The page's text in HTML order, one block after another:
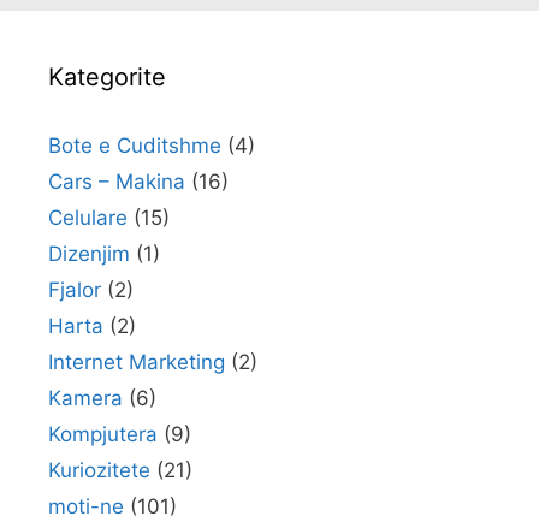
Kategorite
Bote e Cuditshme (4)
Cars – Makina (16)
Celulare (15)
Dizenjim (1)
Fjalor (2)
Harta (2)
Internet Marketing (2)
Kamera (6)
Kompjutera (9)
Kuriozitete (21)
moti-ne (101)